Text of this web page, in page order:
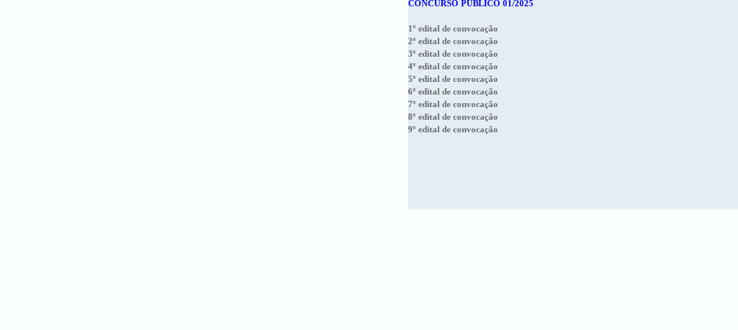
CONCURSO PÚBLICO 01/2025
1º edital de convocação
2º edital de convocação
3º edital de convocação
4º edital de convocação
5º edital de convocação
6º edital de convocação
7º edital de convocação
8º edital de convocação
9º edital de convocação